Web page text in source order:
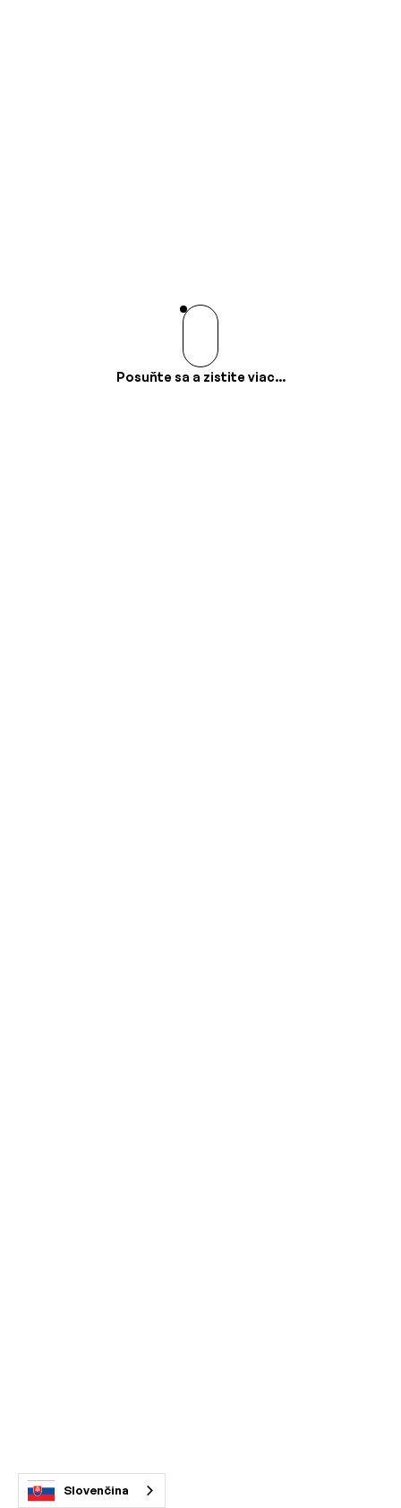
Posuňte sa a zistite viac...
Slovenčina